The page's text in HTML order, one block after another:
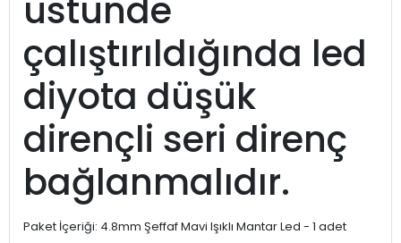
üstünde
çalıştırıldığında led
diyota düşük
dirençli seri direnç
bağlanmalıdır.
Paket İçeriği: 4.8mm Şeffaf Mavi Işıklı Mantar Led - 1 adet